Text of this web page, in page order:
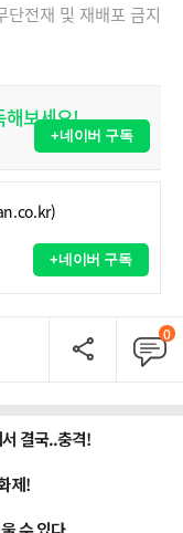
전재 및 재배포 금지
해보세요!
+네이버 구독
+네이버 구독
0